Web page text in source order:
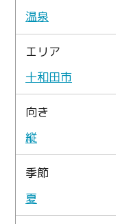
温泉
エリア
十和田市
向き
縦
季節
夏